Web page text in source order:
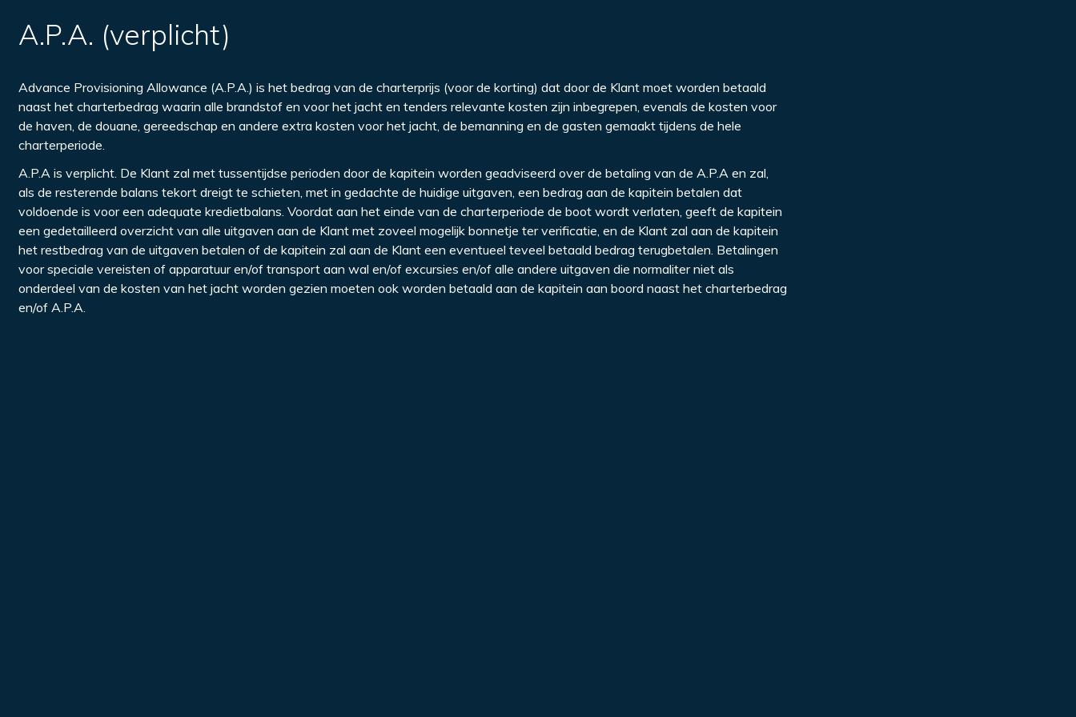
A.P.A. (verplicht)
Advance Provisioning Allowance (A.P.A.) is het bedrag van de charterprijs (voor de korting) dat door de Klant moet worden betaald
naast het charterbedrag waarin alle brandstof en voor het jacht en tenders relevante kosten zijn inbegrepen, evenals de kosten voor
de haven, de douane, gereedschap en andere extra kosten voor het jacht, de bemanning en de gasten gemaakt tijdens de hele
charterperiode.
A.P.A is verplicht. De Klant zal met tussentijdse perioden door de kapitein worden geadviseerd over de betaling van de A.P.A en zal,
als de resterende balans tekort dreigt te schieten, met in gedachte de huidige uitgaven, een bedrag aan de kapitein betalen dat
voldoende is voor een adequate kredietbalans. Voordat aan het einde van de charterperiode de boot wordt verlaten, geeft de kapitein
een gedetailleerd overzicht van alle uitgaven aan de Klant met zoveel mogelijk bonnetje ter verificatie, en de Klant zal aan de kapitein
het restbedrag van de uitgaven betalen of de kapitein zal aan de Klant een eventueel teveel betaald bedrag terugbetalen. Betalingen
voor speciale vereisten of apparatuur en/of transport aan wal en/of excursies en/of alle andere uitgaven die normaliter niet als
onderdeel van de kosten van het jacht worden gezien moeten ook worden betaald aan de kapitein aan boord naast het charterbedrag
en/of A.P.A.